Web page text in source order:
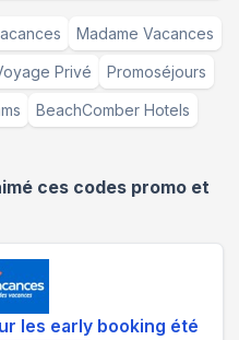
Madame Vacances
Privé Promoséjours
BeachComber Hotels
ces codes promo et
les early booking été